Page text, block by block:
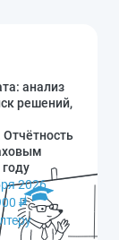
анализ
решений,
2026
₽